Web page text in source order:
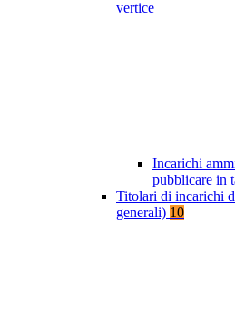
vertice
Incarichi
pubblicare in
Titolari di incarichi
generali) 10